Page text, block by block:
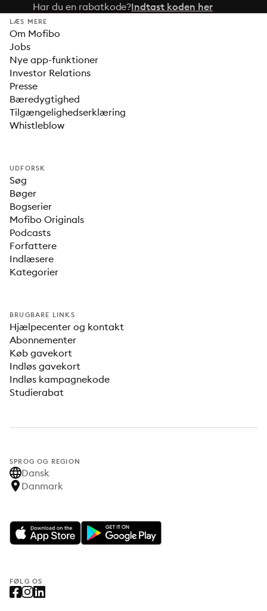
Har du en rabatkode?Indtast koden her
LÆS MERE
Om Mofibo
Jobs
Nye app-funktioner
Investor Relations
Presse
Bæredygtighed
Tilgængelighedserklæring
Whistleblow
UDFORSK
Søg
Bøger
Bogserier
Mofibo Originals
Podcasts
Forfattere
Indlæsere
Kategorier
BRUGBARE LINKS
Hjælpecenter og kontakt
Abonnementer
Køb gavekort
Indløs gavekort
Indløs kampagnekode
Studierabat
SPROG OG REGION
Dansk
Danmark
FØLG OS